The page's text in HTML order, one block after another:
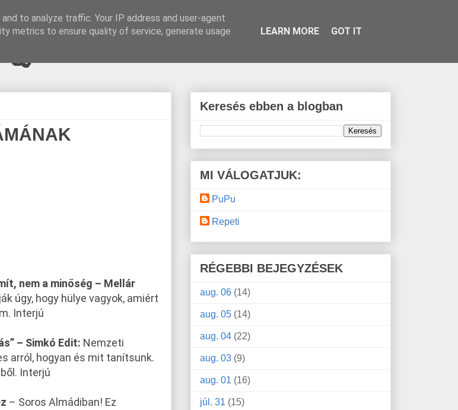
nem a minőség – Mellár
úgy, hogy hülye vagyok, amiért
Interjú
– Simkó Edit: Nemzeti
arról, hogyan és mit tanítsunk.
Interjú
– Soros Almádiban! Ez
Keresés ebben a blogban
MI VÁLOGATJUK:
PuPu
Repeti
RÉGEBBI BEJEGYZÉSEK
aug. 06 (14)
aug. 05 (14)
aug. 04 (22)
aug. 03 (9)
aug. 01 (16)
júl. 31 (15)
to analyze traffic. Your IP address and user-agent
metrics to ensure quality of service, generate usage
LEARN MORE GOT IT